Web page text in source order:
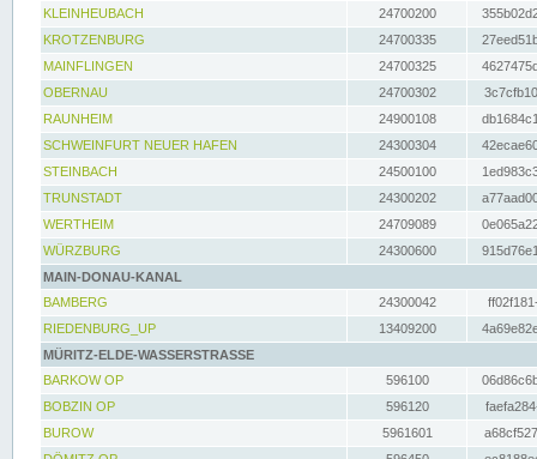
KLEINHEUBACH 24700200
KROTZENBURG
24700335
MAINFLINGEN
24700325
OBERNAU
24700302
RAUNHEIM
24900108
SCHWEINFURT NEUER HAFEN
24300304
STEINBACH
24500100
TRUNSTADT
24300202
WERTHEIM
24709089
WÜRZBURG
24300600
MAIN-DONAU-KANAL
BAMBERG
24300042
RIEDENBURG_UP
13409200
MÜRITZ-ELDE-WASSERSTRASSE
BARKOW OP
596100
BOBZIN OP
596120
BUROW
5961601